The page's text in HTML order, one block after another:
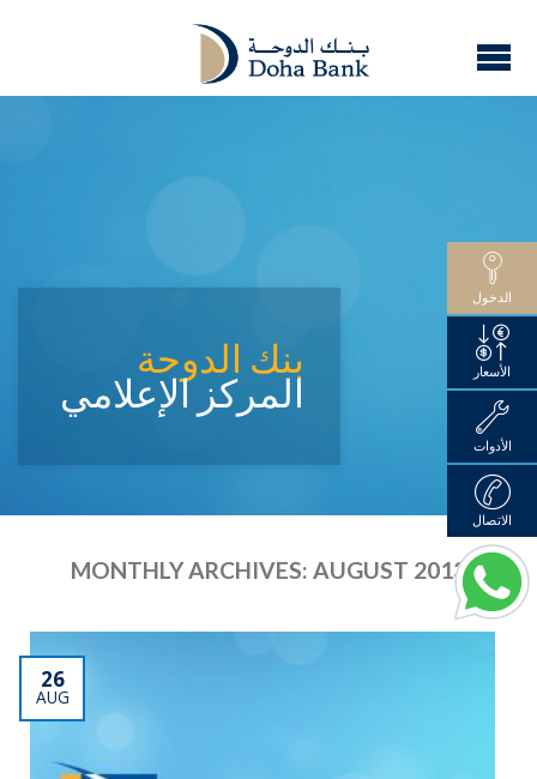
بنك الدوحة
المركز الإعلامي
MONTHLY ARCHIVES: AUGUST 2013
26
AUG
الدخول
الأسعار
الأدوات
الاتصال